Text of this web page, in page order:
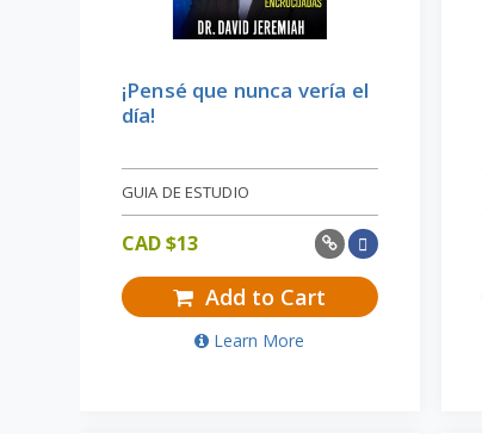
¡Pensé que nunca vería el
día!
GUIA DE ESTUDIO
CAD $13
Add to Cart
Learn More